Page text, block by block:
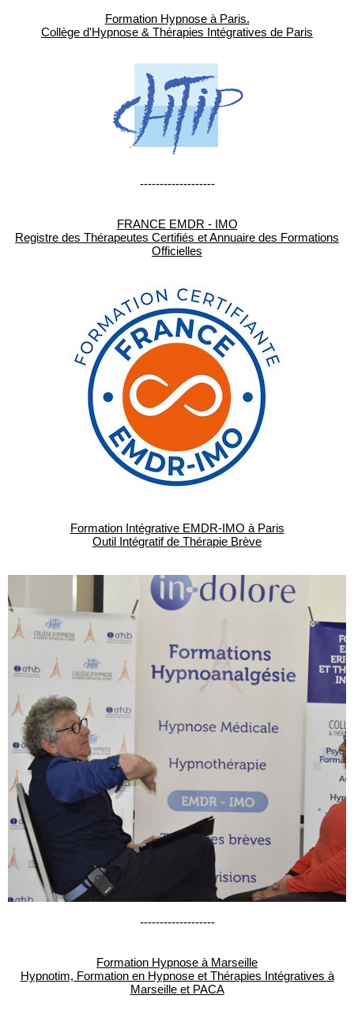
Formation Hypnose à Paris.
Collège d'Hypnose & Thérapies Intégratives de Paris
-------------------
FRANCE EMDR - IMO
Registre des Thérapeutes Certifiés et Annuaire des Formations
Officielles
Formation Intégrative EMDR-IMO à Paris
Outil Intégratif de Thérapie Brève
-------------------
Formation Hypnose à Marseille
Hypnotim, Formation en Hypnose et Thérapies Intégratives à
Marseille et PACA